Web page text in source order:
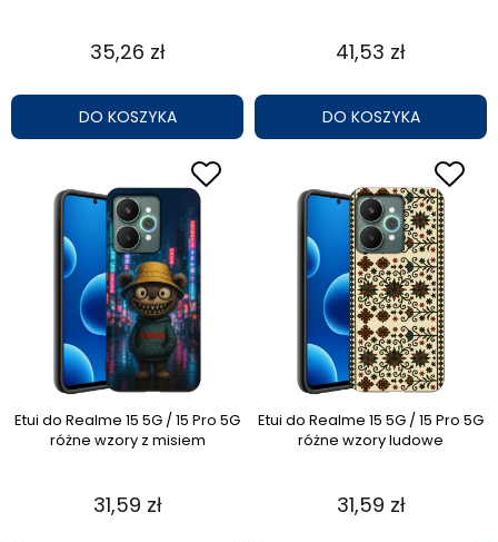
35,26 zł
DO KOSZYKA
41,53 zł
DO KOSZYKA
Etui do Realme 15 5G / 15 Pro 5G
różne wzory z misiem
31,59 zł
Etui do Realme 15 5G / 15 Pro 5G
różne wzory ludowe
31,59 zł